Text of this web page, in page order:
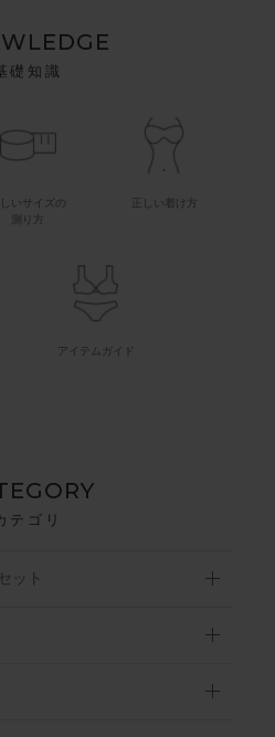
礎知識
しいサイズの
測り方
正しい着け方
アイテムガイド
テゴリ
ット